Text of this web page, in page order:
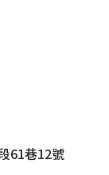
61巷12號